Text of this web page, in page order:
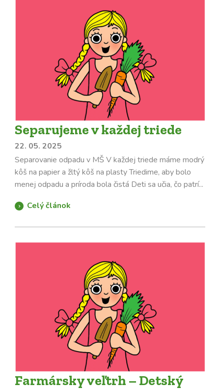
Separujeme v každej triede
22. 05. 2025
Separovanie odpadu v MŠ V každej triede máme modrý
kôš na papier a žltý kôš na plasty Triedime, aby bolo
menej odpadu a príroda bola čistá Deti sa učia, čo patrí...
Celý článok
Farmársky veľtrh – Detský